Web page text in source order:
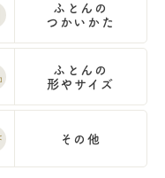
ふとんの
つかいかた
ふとんの
形やサイズ
その他